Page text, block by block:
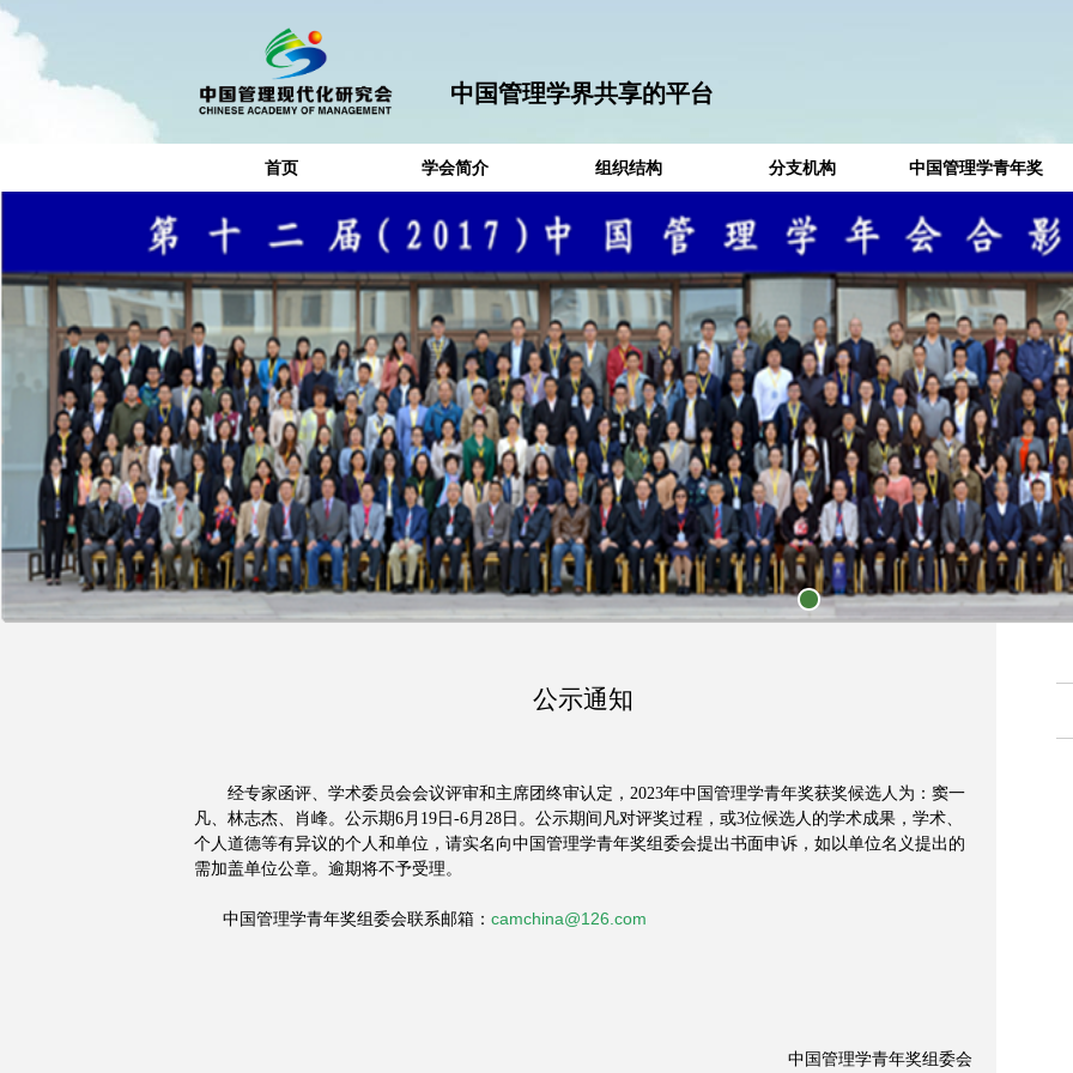
中国管理学界共享的平台
首页 学会简介 组织结构 分支机构 中国管理学青年奖
公示通知
经专家函评、学术委员会会议评审和主席团终审认定，2023年中国管理学青年奖获奖候选人为：窦一
凡、林志杰、肖峰。公示期6月19日-6月28日。公示期间凡对评奖过程，或3位候选人的学术成果，学术、
个人道德等有异议的个人和单位，请实名向中国管理学青年奖组委会提出书面申诉，如以单位名义提出的
需加盖单位公章。逾期将不予受理。
中国管理学青年奖组委会联系邮箱： camchina@126.com
中国管理学青年奖组委会